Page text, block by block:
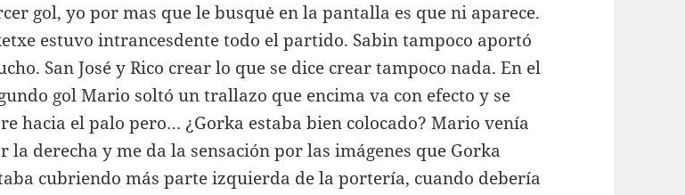
gol, yo por mas que le busquė en la pantalla es que ni aparece.
estuvo intrancesdente todo el partido. Sabin tampoco aportó
San José y Rico crear lo que se dice crear tampoco nada. En el
gol Mario soltó un trallazo que encima va con efecto y se
hacia el palo pero… ¿Gorka estaba bien colocado? Mario venía
la derecha y me da la sensación por las imágenes que Gorka
cubriendo más parte izquierda de la portería, cuando debería